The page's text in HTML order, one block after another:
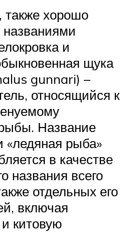
также хорошо
названиями
и
щука
gunnari) –
относящийся к
Название
«ледяная рыба»
в качестве
названия всего
отдельных его
включая
китовую